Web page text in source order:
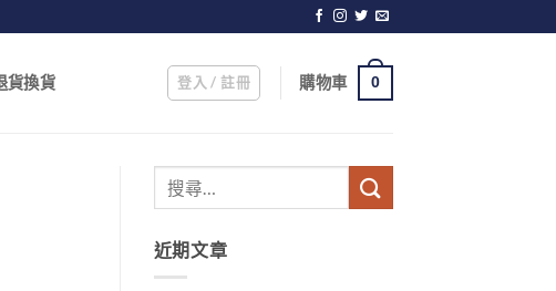
貨換貨 登入 / 註冊 購物車 0
近期文章